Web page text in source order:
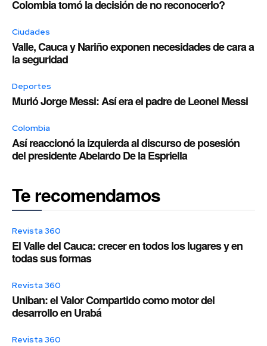
Colombia tomó la decisión de no reconocerlo?
Ciudades
Valle, Cauca y Nariño exponen necesidades de cara a
la seguridad
Deportes
Murió Jorge Messi: Así era el padre de Leonel Messi
Colombia
Así reaccionó la izquierda al discurso de posesión
del presidente Abelardo De la Espriella
Te recomendamos
Revista 360
El Valle del Cauca: crecer en todos los lugares y en
todas sus formas
Revista 360
Uniban: el Valor Compartido como motor del
desarrollo en Urabá
Revista 360